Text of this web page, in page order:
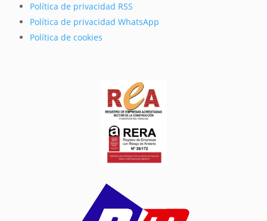
Política de privacidad RSS
Política de privacidad WhatsApp
Política de cookies